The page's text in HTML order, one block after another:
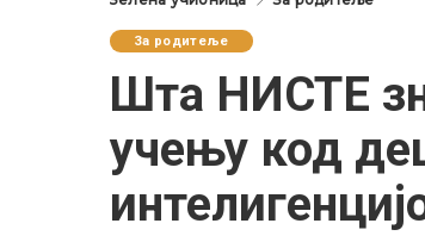
За родитеље
Шта НИСТЕ
учењу код